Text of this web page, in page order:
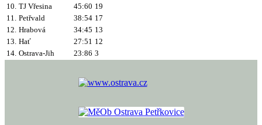
10. TJ Vřesina 45:60 19
11. Petřvald 38:54 17
12. Hrabová 34:45 13
13. Hať 27:51 12
14. Ostrava-Jih 23:86 3